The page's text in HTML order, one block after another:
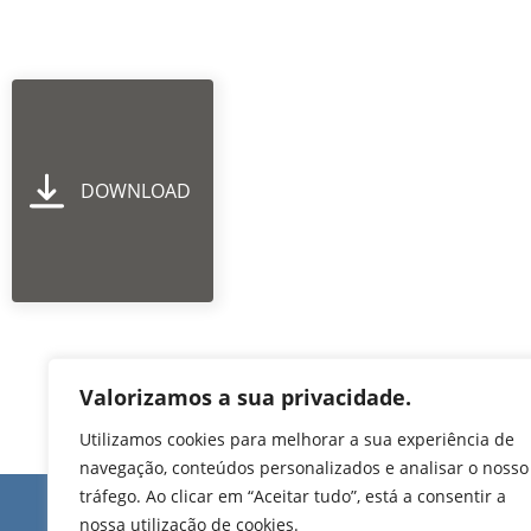
Valorizamos a sua privacidade.
Utilizamos cookies para melhorar a sua experiência de
navegação, conteúdos personalizados e analisar o nosso
tráfego. Ao clicar em “Aceitar tudo”, está a consentir a
nossa utilização de cookies.
DOWNLOAD
Edifício de Jovim